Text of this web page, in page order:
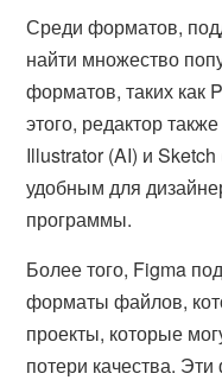
Среди форматов,
найти множество
форматов, таких как
этого, редактор
Illustrator (AI) и
удобным для
программы.
Более того, Figma
форматы файлов,
проекты, которые
потери качества.